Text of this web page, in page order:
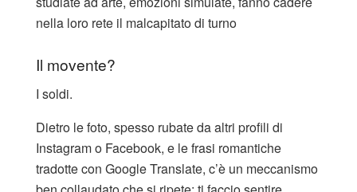
nella loro rete il malcapitato di turno
Il movente?
I soldi.
Dietro le foto, spesso rubate da altri profili di
Instagram o Facebook, e le frasi romantiche
tradotte con Google Translate, c’è un meccanismo